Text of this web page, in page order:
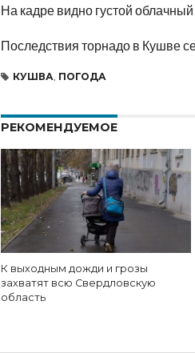
На кадре видно густой
Последствия торнадо в Кушве
КУШВА ПОГОДА
РЕКОМЕНДУЕМОЕ
К выходным дожди и грозы
захватят всю Свердловскую
область